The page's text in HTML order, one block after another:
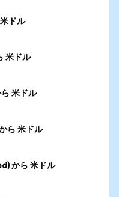
ドル
米ドル
米ドル
ら 米ドル
から 米ドル